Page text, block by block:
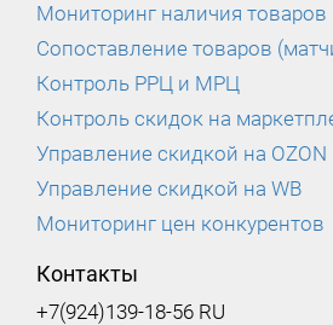
Мониторинг наличия товаров
Сопоставление товаров
Контроль РРЦ и МРЦ
Контроль скидок на
Управление скидкой на OZON
Управление скидкой на WB
Мониторинг цен конкурентов
Контакты
+7(924)139-18-56 RU